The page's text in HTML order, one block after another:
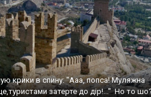
крики в спину: "Ааа, попса! Муляжна
затерте до дір!..." Но то